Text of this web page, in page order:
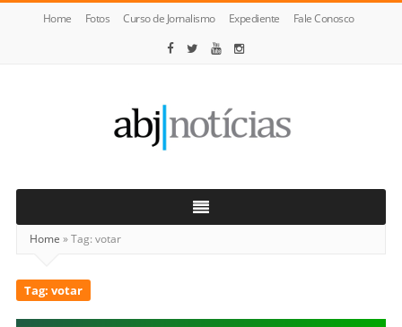
Home Fotos Curso de Jornalismo Expediente Fale Conosco
Notícias
Home »Tag: votar
Tag: votar